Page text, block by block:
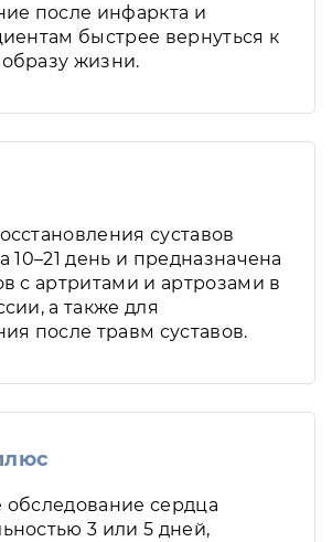
после инфаркта и
быстрее вернуться к
жизни.
суставов
10–21 день и предназначена
с артритами и артрозами в
а также для
после травм суставов.
сердца
3 или 5 дней,